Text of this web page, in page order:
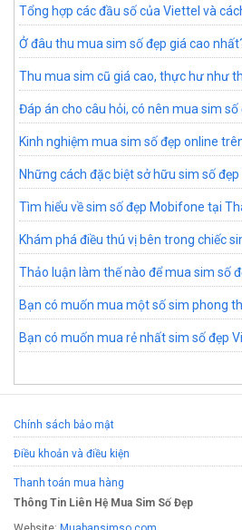
Tổng hợp các đầu số của Viettel và
Ở đâu thu mua sim số đẹp giá cao
Thu mua sim cũ giá cao, thực hư như
Đáp án cho câu hỏi, có nên mua sim
Kinh nghiệm mua sim số đẹp online
Những cách đặc biệt sở hữu sim số
Tìm hiểu về sim số đẹp Mobifone tại
Khám phá điều thú vị bên trong chiếc
Thảo luận làm thế nào để mua sim số
Bạn có muốn mua một số sim phong
Bạn có muốn mua rẻ nhất sim số đẹp
Chính sách bảo mật
Điều khoản và điều kiện
Thanh toán mua hàng
Thông Tin Liên Hệ Mua Sim Số Đẹp